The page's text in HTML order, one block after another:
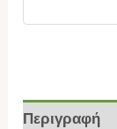
Περιγραφή